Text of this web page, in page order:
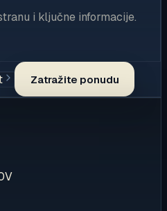
i ključne informacije.
Zatražite ponudu